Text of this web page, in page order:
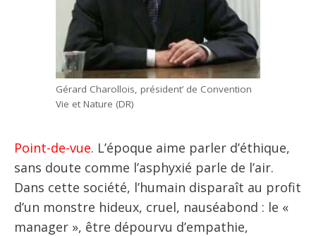
Gérard Charollois, président’ de Convention
Vie et Nature (DR)
Point-de-vue. L’époque aime parler d’éthique,
sans doute comme l’asphyxié parle de l’air.
Dans cette société, l’humain disparaît au profit
d’un monstre hideux, cruel, nauséabond : le «
manager », être dépourvu d’empathie,